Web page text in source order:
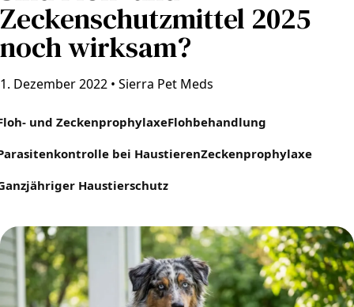
Zeckenschutzmittel 2025
noch wirksam?
1. Dezember 2022 • Sierra Pet Meds
und ZeckenprophylaxeFlohbehandlung
bei HaustierenZeckenprophylaxe
Haustierschutz